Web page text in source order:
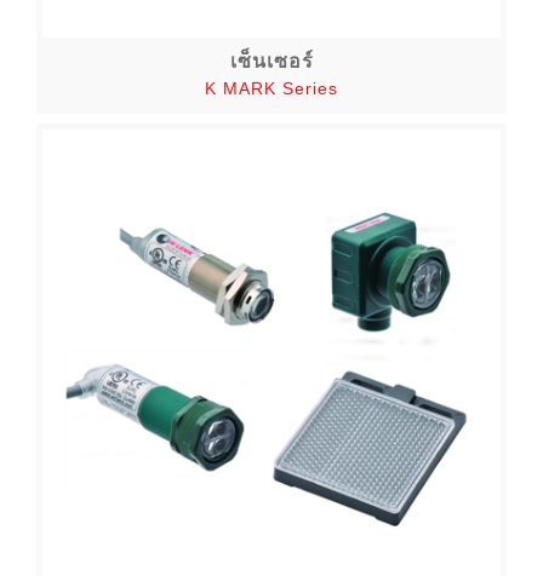
เซ็นเซอร์
K MARK Series